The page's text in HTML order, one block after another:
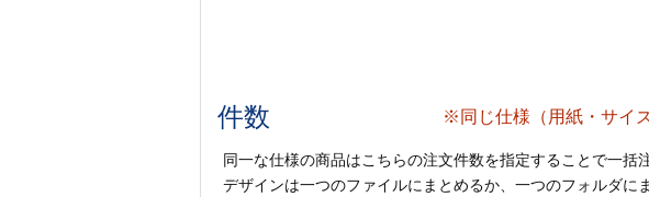
件数 ※同じ仕様（用紙・サイ
同一な仕様の商品はこちらの注文件数を指定することで一括
デザインは一つのファイルにまとめるか、一つのフォルダに